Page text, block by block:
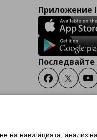
Приложение
Последвайте
FacebookTwitter
на навигацията, анализ